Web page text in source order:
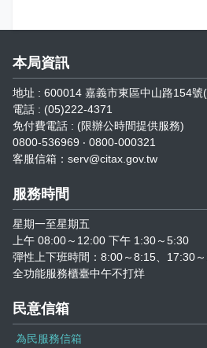
稅捐稽徵法專區
常見違章案例
災害減免專區
民法調降成年年齡專區
延、分期繳稅專區
本局資訊
地址 : 600014 嘉義市東區中山路154號(
電話 : (05)222-4371
免付費電話 : (限辦公時間提供服務)
0800-536969 ‧ 0800-000321
客服信箱：serv@citax.gov.tw
服務時間
星期一至星期五
上午 08:00～12:00 下午 1:30～5:30
彈性上下班時間：8:00～8:15、17:30
全功能服務櫃臺中午不打烊
民意信箱
為民服務信箱